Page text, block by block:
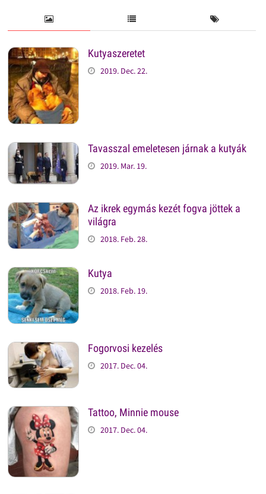
Kutyaszeretet
2019. Dec. 22.
Tavasszal emeletesen járnak a kutyák
2019. Mar. 19.
Az ikrek egymás kezét fogva jöttek a
világra
2018. Feb. 28.
Kutya
2018. Feb. 19.
Fogorvosi kezelés
2017. Dec. 04.
Tattoo, Minnie mouse
2017. Dec. 04.